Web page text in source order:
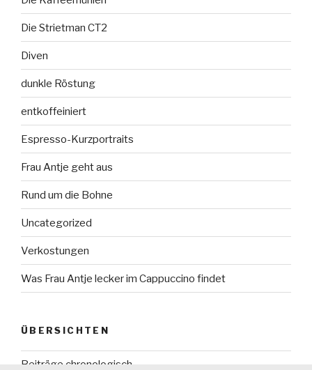
Die Strietman CT2
Diven
dunkle Röstung
entkoffeiniert
Espresso-Kurzportraits
Frau Antje geht aus
Rund um die Bohne
Uncategorized
Verkostungen
Was Frau Antje lecker im Cappuccino findet
ÜBERSICHTEN
Beiträge chronologisch